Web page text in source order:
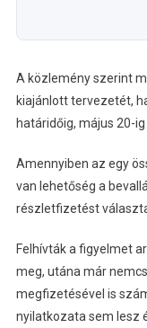
A közlemény szerint
kiajánlott tervezetét,
határidőig, május 20-ig
Amennyiben az egy
van lehetőség a
részletfizetést
Felhívták a figyelmet
meg, utána már
megfizetésével is
nyilatkozata sem lesz